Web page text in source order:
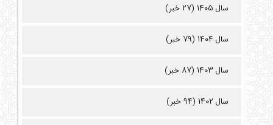
سال 1405 (27 خبر)
سال 1404 (79 خبر)
سال 1403 (87 خبر)
سال 1402 (94 خبر)